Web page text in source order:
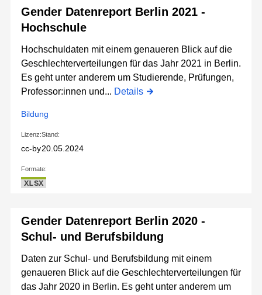
Gender Datenreport Berlin 2021 -
Hochschule
Hochschuldaten mit einem genaueren Blick auf die
Geschlechterverteilungen für das Jahr 2021 in Berlin.
Es geht unter anderem um Studierende, Prüfungen,
Professor:innen und... Details
Bildung
Lizenz:
cc-by
Stand:
20.05.2024
Formate:
XLSX
Gender Datenreport Berlin 2020 -
Schul- und Berufsbildung
Daten zur Schul- und Berufsbildung mit einem
genaueren Blick auf die Geschlechterverteilungen für
das Jahr 2020 in Berlin. Es geht unter anderem um